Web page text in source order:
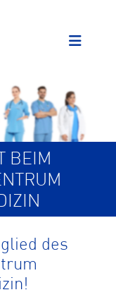
BEIM
des